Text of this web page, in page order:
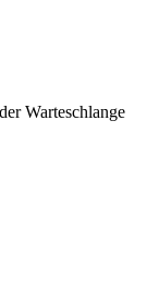
Warteschlange